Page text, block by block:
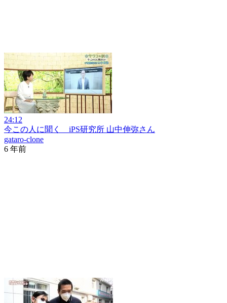
24:12
今この人に聞く iPS研究所 山中伸弥さん
gataro-clone
6 年前